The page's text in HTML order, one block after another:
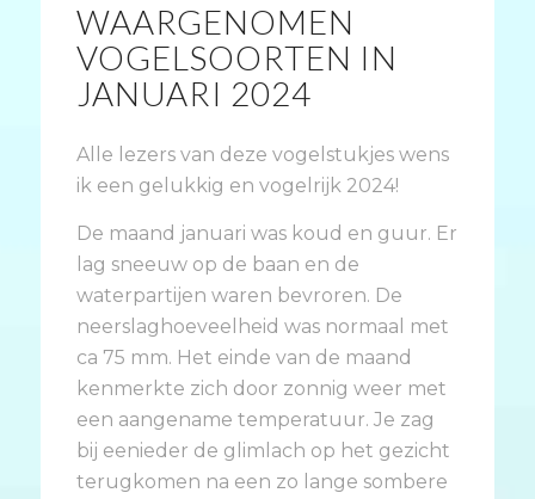
WAARGENOMEN
VOGELSOORTEN IN
JANUARI 2024
Alle lezers van deze vogelstukjes wens
ik een gelukkig en vogelrijk 2024!
De maand januari was koud en guur. Er
lag sneeuw op de baan en de
waterpartijen waren bevroren. De
neerslaghoeveelheid was normaal met
ca 75 mm. Het einde van de maand
kenmerkte zich door zonnig weer met
een aangename temperatuur. Je zag
bij eenieder de glimlach op het gezicht
terugkomen na een zo lange sombere